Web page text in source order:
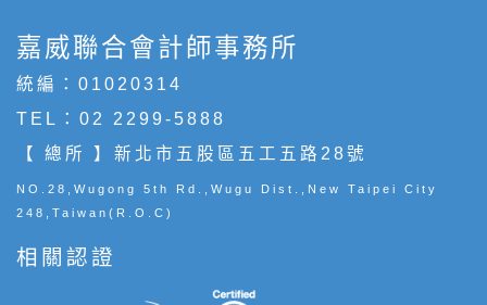
嘉威聯合會計師事務所
統編：01020314
TEL： 02 2299-5888
【 總所 】新北市五股區五工五路28號
NO.28,Wugong 5th Rd.,Wugu Dist.,New Taipei City
248,Taiwan(R.O.C)
相關認證